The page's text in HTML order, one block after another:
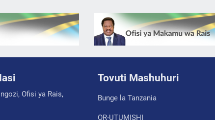
Ofisi ya Rais,
Tovuti Mashuhuri
Bunge la Tanzania
OR-UTUMISHI